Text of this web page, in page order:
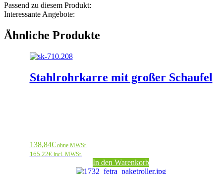
Passend zu diesem Produkt:
Interessante Angebote:
Ähnliche Produkte
Stahlrohrkarre mit großer Schaufel
138,84€ohne MWSt.
165,22€incl. MWSt.
In den Warenkorb